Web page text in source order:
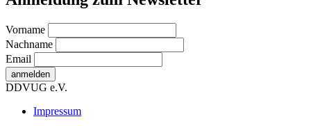
Vorname
Nachname
Email
DDVUG e.V.
Secondary
Impressum